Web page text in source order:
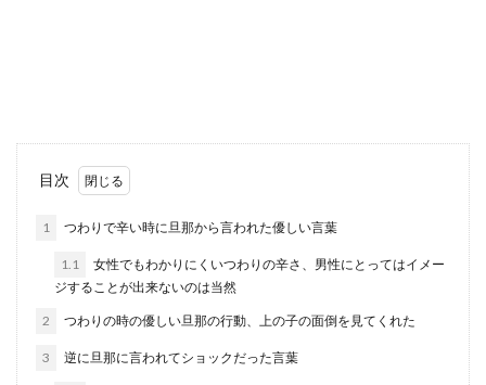
理由ですが、嫌いになる理由はいろいろありま
す。 離婚を...
目次
1 つわりで辛い時に旦那から言われた優しい言葉
1.1
女性でもわかりにくいつわりの辛さ、男性にとってはイメー
ジすることが出来ないのは当然
2 つわりの時の優しい旦那の行動、上の子の面倒を見てくれた
3 逆に旦那に言われてショックだった言葉